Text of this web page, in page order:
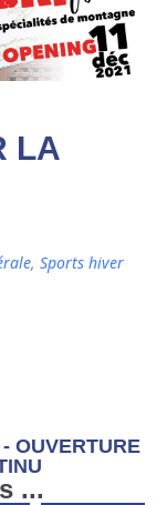
LA
, Sports hiver
OUVERTURE
...